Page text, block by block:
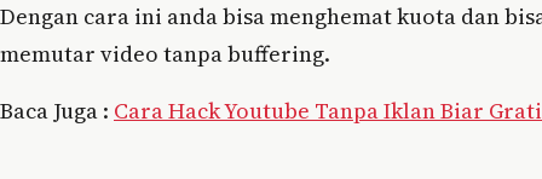
Dengan cara ini anda bisa menghemat kuota dan
memutar video tanpa buffering.
Baca Juga : Cara Hack Youtube Tanpa Iklan Biar